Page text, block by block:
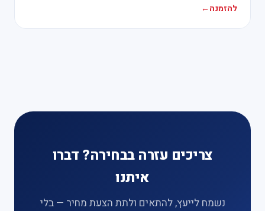
להזמנה←
צריכים עזרה בבחירה? דברו
איתנו
נשמח לייעץ, להתאים ולתת הצעת מחיר — בלי